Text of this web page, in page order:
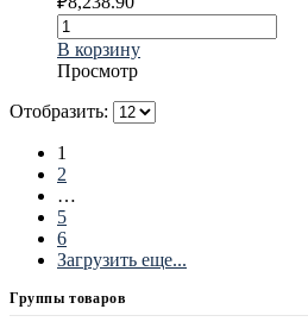
В корзину
Просмотр
Отобразить:
1
2
…
5
6
Загрузить еще...
Группы товаров